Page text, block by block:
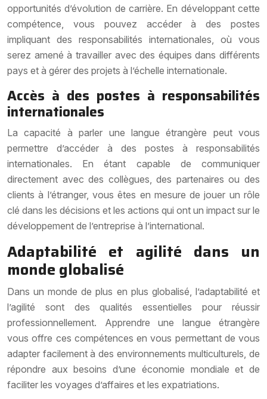
opportunités d’évolution de carrière. En développant cette
compétence, vous pouvez accéder à des postes
impliquant des responsabilités internationales, où vous
serez amené à travailler avec des équipes dans différents
pays et à gérer des projets à l’échelle internationale.
Accès à des postes à responsabilités
internationales
La capacité à parler une langue étrangère peut vous
permettre d’accéder à des postes à responsabilités
internationales. En étant capable de communiquer
directement avec des collègues, des partenaires ou des
clients à l’étranger, vous êtes en mesure de jouer un rôle
clé dans les décisions et les actions qui ont un impact sur le
développement de l’entreprise à l’international.
Adaptabilité et agilité dans un
monde globalisé
Dans un monde de plus en plus globalisé, l’adaptabilité et
l’agilité sont des qualités essentielles pour réussir
professionnellement. Apprendre une langue étrangère
vous offre ces compétences en vous permettant de vous
adapter facilement à des environnements multiculturels, de
répondre aux besoins d’une économie mondiale et de
faciliter les voyages d’affaires et les expatriations.